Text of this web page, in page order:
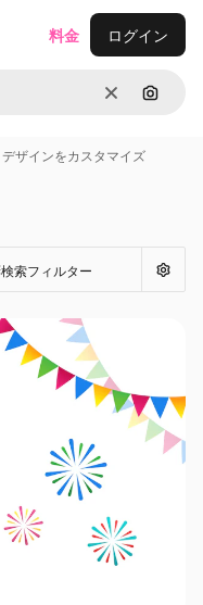
消去 画像で
料金 ログイン
デザインをカスタマイズ
検索フィルター